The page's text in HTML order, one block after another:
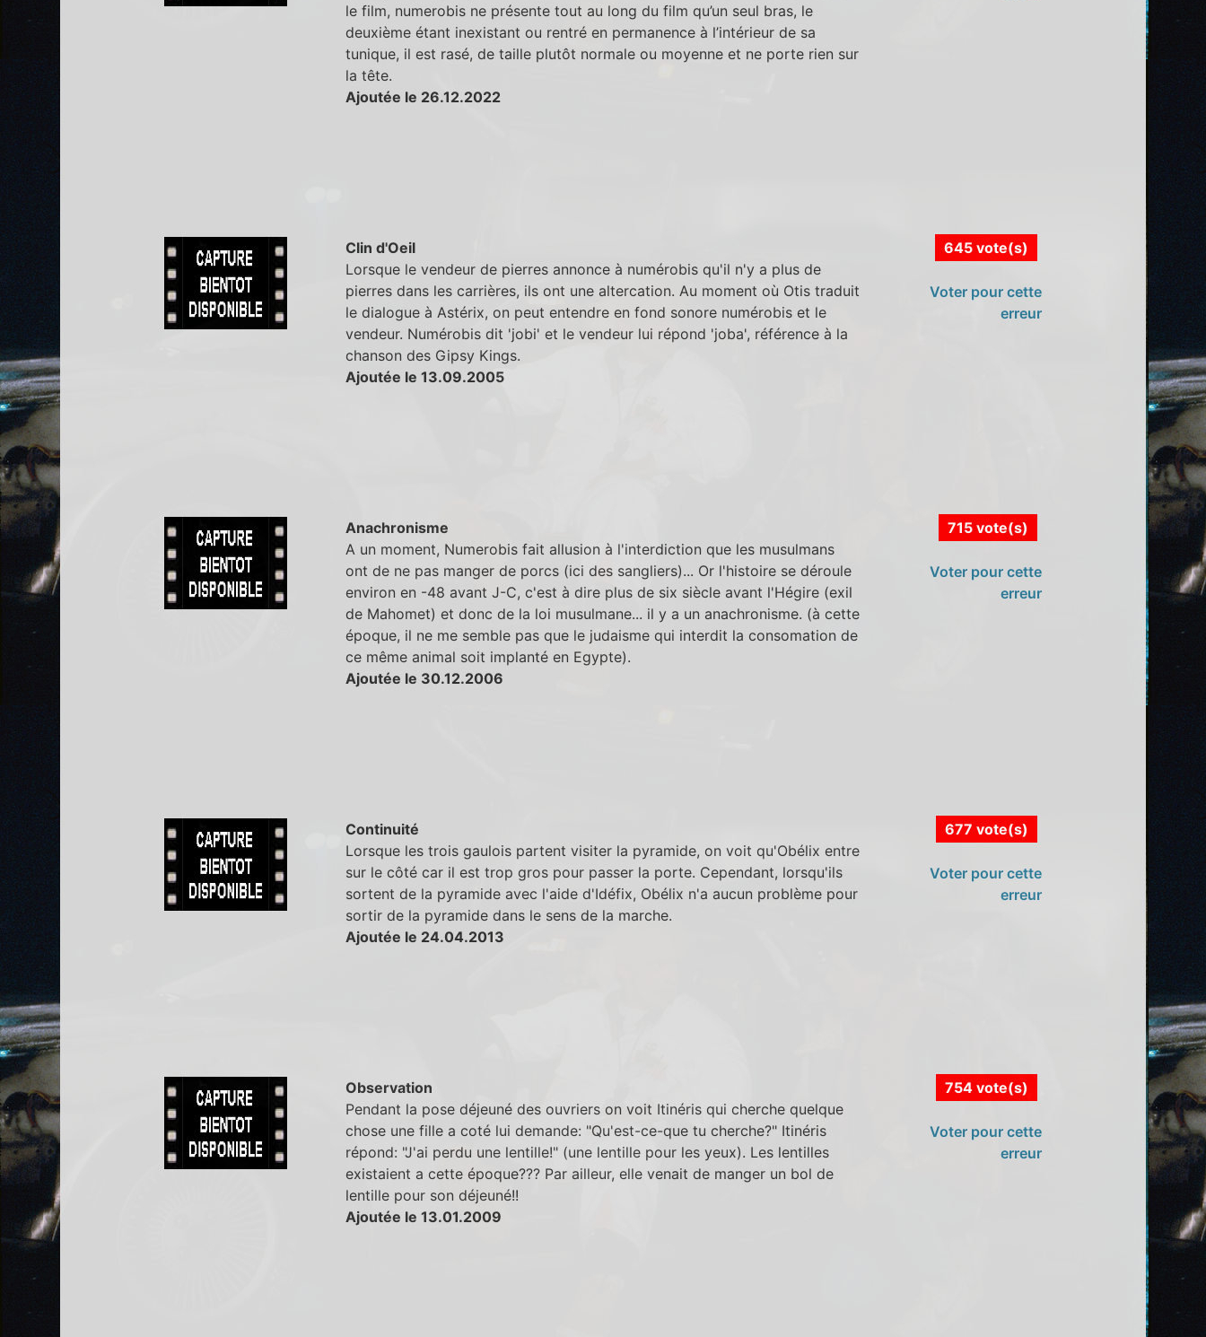
le film, numerobis ne présente tout au long du film qu’un seul bras, le
deuxième étant inexistant ou rentré en permanence à l’intérieur de sa
tunique, il est rasé, de taille plutôt normale ou moyenne et ne porte rien sur
la tête.
Ajoutée le 26.12.2022
Clin d'Oeil
Lorsque le vendeur de pierres annonce à numérobis qu'il n'y a plus de
pierres dans les carrières, ils ont une altercation. Au moment où Otis traduit
le dialogue à Astérix, on peut entendre en fond sonore numérobis et le
vendeur. Numérobis dit 'jobi' et le vendeur lui répond 'joba', référence à la
chanson des Gipsy Kings.
Ajoutée le 13.09.2005
645 vote(s)
Voter pour cette
erreur
Anachronisme
A un moment, Numerobis fait allusion à l'interdiction que les musulmans
ont de ne pas manger de porcs (ici des sangliers)... Or l'histoire se déroule
environ en -48 avant J-C, c'est à dire plus de six siècle avant l'Hégire (exil
de Mahomet) et donc de la loi musulmane... il y a un anachronisme. (à cette
époque, il ne me semble pas que le judaisme qui interdit la consomation de
ce même animal soit implanté en Egypte).
Ajoutée le 30.12.2006
715 vote(s)
Voter pour cette
erreur
Continuité
Lorsque les trois gaulois partent visiter la pyramide, on voit qu'Obélix entre
sur le côté car il est trop gros pour passer la porte. Cependant, lorsqu'ils
sortent de la pyramide avec l'aide d'Idéfix, Obélix n'a aucun problème pour
sortir de la pyramide dans le sens de la marche.
Ajoutée le 24.04.2013
677 vote(s)
Voter pour cette
erreur
Observation
Pendant la pose déjeuné des ouvriers on voit Itinéris qui cherche quelque
chose une fille a coté lui demande: "Qu'est-ce-que tu cherche?" Itinéris
répond: "J'ai perdu une lentille!" (une lentille pour les yeux). Les lentilles
existaient a cette époque??? Par ailleur, elle venait de manger un bol de
lentille pour son déjeuné!!
Ajoutée le 13.01.2009
754 vote(s)
Voter pour cette
erreur